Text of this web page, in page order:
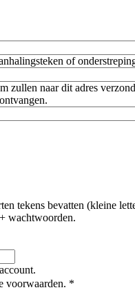
of
zullen naar dit adres
tekens bevatten (kleine
wachtwoorden.
voorwaarden. *